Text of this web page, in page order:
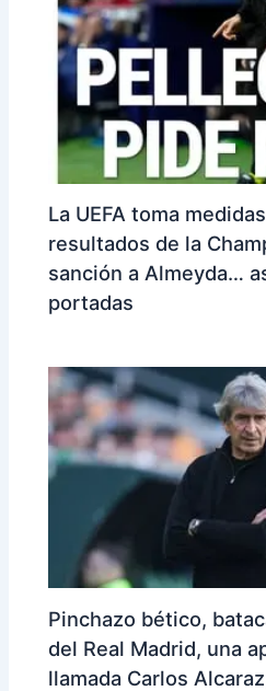
La UEFA toma
resultados de la
sanción a Almeyda…
portadas
Pinchazo bético,
del Real Madrid, una
llamada Carlos